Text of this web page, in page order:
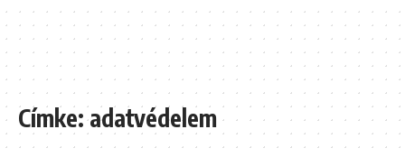
Címke:adatvédelem